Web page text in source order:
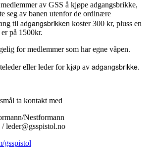
av GSS å kjøpe adgangsbrikke,
seg av banen utenfor de ordinære
til adgangsbrikken koster 300 kr, pluss en
på 1500kr.
for medlemmer som har egne våpen.
eller leder for kjøp av adgangsbrikke.
ta kontakt med
Nestformann
leder@gsspistol.no
gsspistol